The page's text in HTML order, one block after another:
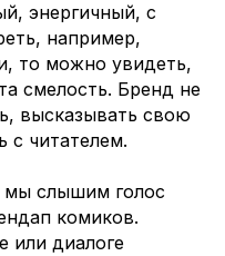
энергичный, с
например,
то можно увидеть,
смелость. Бренд не
высказывать свою
с читателем.
слышим голос
комиков.
или диалоге